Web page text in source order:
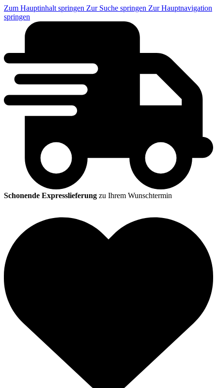
Zum Hauptinhalt springen Zur Suche springen Zur Hauptnavigation
springen
Schonende Expresslieferung zu Ihrem Wunschtermin